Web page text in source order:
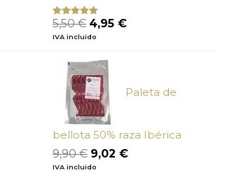
Valorado
con
de
5
5,50€ El
precio
era:
5,50 €.
4,95 €El
IVA incluido
Paleta de
bellota 50% raza Ibérica
9,90€ El
precio
9,02 €El
IVA incluido